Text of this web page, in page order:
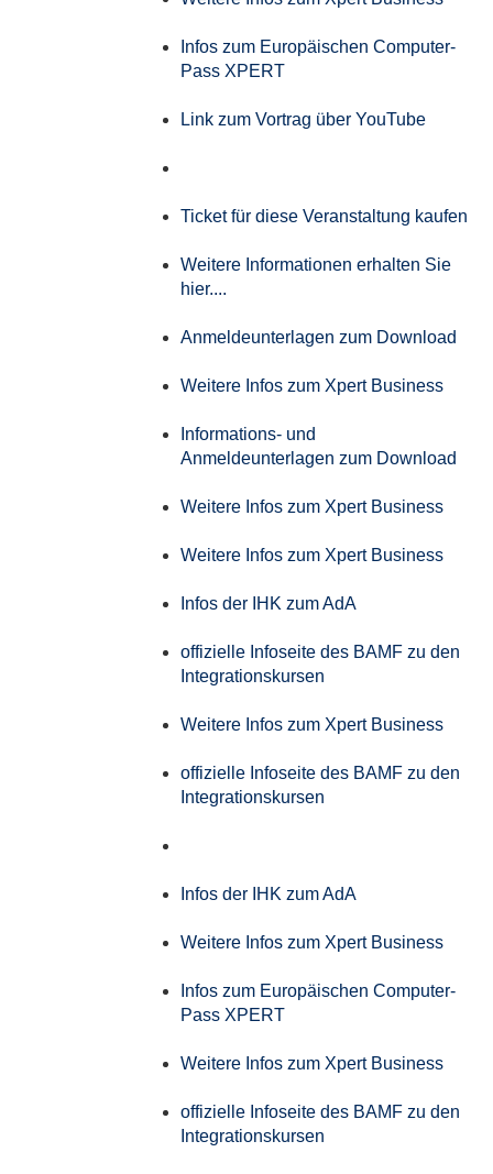
Infos zum Europäischen Computer-
Pass XPERT
Link zum Vortrag über YouTube
Ticket für diese Veranstaltung kaufen
Weitere Informationen erhalten Sie
hier....
Anmeldeunterlagen zum Download
Weitere Infos zum Xpert Business
Informations- und
Anmeldeunterlagen zum Download
Weitere Infos zum Xpert Business
Weitere Infos zum Xpert Business
Infos der IHK zum AdA
offizielle Infoseite des BAMF zu den
Integrationskursen
Weitere Infos zum Xpert Business
offizielle Infoseite des BAMF zu den
Integrationskursen
Infos der IHK zum AdA
Weitere Infos zum Xpert Business
Infos zum Europäischen Computer-
Pass XPERT
Weitere Infos zum Xpert Business
offizielle Infoseite des BAMF zu den
Integrationskursen